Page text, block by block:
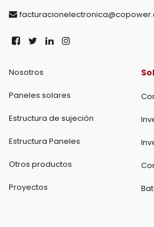
Nosotros
Paneles solares
Estructura de sujeción
Estructura Paneles
Otros productos
Proyectos